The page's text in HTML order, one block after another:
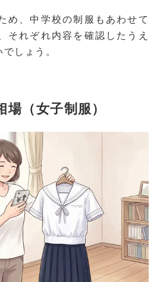
め、中学校の制服もあわせて
それぞれ内容を確認したうえ
しょう。
（女子制服）